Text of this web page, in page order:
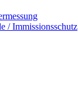
/ Immissionsschutz